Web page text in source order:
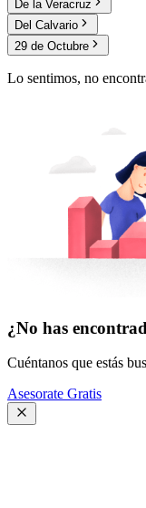
De la Veracruz
Del Calvario
29 de Octubre
Lo sentimos, no
¿No has
Cuéntanos que estás
Asesorate Gratis